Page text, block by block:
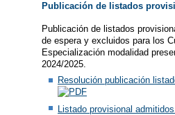
Publicación de listados
Publicación de listados
de espera y excluidos para los
Especialización modalidad
2024/2025.
Resolución publicación
Listado provisional admitidos.